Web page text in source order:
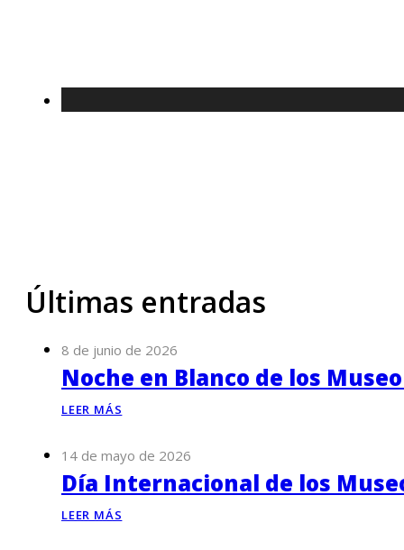
Últimas entradas
8 de junio de 2026
Noche en Blanco de los
LEER MÁS
14 de mayo de 2026
Día Internacional de los
LEER MÁS